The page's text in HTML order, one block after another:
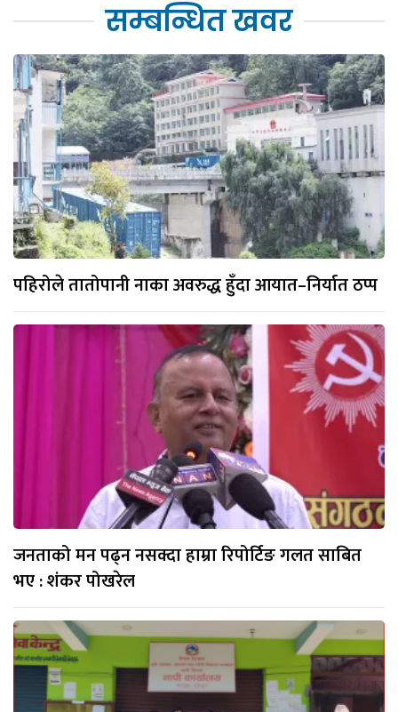
सम्बन्धित खवर
पहिरोले तातोपानी नाका अवरुद्ध हुँदा आयात–निर्यात ठप्प
जनताको मन पढ्न नसक्दा हाम्रा रिपोर्टिङ गलत साबित
भए : शंकर पोखरेल